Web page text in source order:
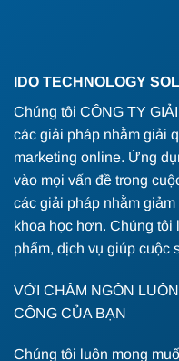
IDO TECHNOLOGY
Chúng tôi CÔNG TY
các giải pháp nhằm giải
marketing online. Ứng
vào mọi vấn đề trong
các giải pháp nhằm
khoa học hơn. Chúng tôi
phẩm, dịch vụ giúp cuộc
VỚI CHÂM NGÔN
CÔNG CỦA BẠN
Chúng tôi luôn mong